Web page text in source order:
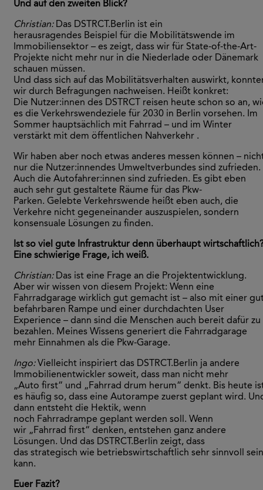
Und auf den zweiten Blick?
Christian:Das DSTRCT.Berlin ist ein
herausragendes Beispiel für die Mobilitätswende im
Immobiliensektor – es zeigt, dass wir für State-of-the-Art-
Projekte nicht mehr nur in die Niederlade oder Dänemark
schauen müssen.
Und dass sich auf das Mobilitätsverhalten auswirkt,
wir durch Befragungen nachweisen. Heißt konkret:
Die Nutzer:innen des DSTRCT reisen heute schon so an,
es die Verkehrswendeziele für 2030 in Berlin vorsehen. Im
Sommer hauptsächlich mit Fahrrad – und im Winter
verstärkt mit dem öffentlichen Nahverkehr .
Wir haben aber noch etwas anderes messen können –
nur die Nutzer:innendes Umweltverbundes sind zufrieden.
Auch die Autofahrer:innen sind zufrieden. Es gibt eben
auch sehr gut gestaltete Räume für das Pkw-
Parken. Gelebte Verkehrswende heißt eben auch, die
Verkehre nicht gegeneinander auszuspielen, sondern
konsensuale Lösungen zu finden.
Ist so viel gute Infrastruktur denn überhaupt
Eine schwierige Frage, ich weiß.
Christian:Das ist eine Frage an die Projektentwicklung.
Aber wir wissen von diesem Projekt: Wenn eine
Fahrradgarage wirklich gut gemacht ist – also mit einer
befahrbaren Rampe und einer durchdachten User
Experience – dann sind die Menschen auch bereit dafür zu
bezahlen. Meines Wissens generiert die Fahrradgarage
mehr Einnahmen als die Pkw-Garage.
Ingo:Vielleicht inspiriert das DSTRCT.Berlin ja andere
Immobilienentwickler soweit, dass man nicht mehr
„Auto first“ und „Fahrrad drum herum“ denkt. Bis heute
es häufig so, dass eine Autorampe zuerst geplant wird.
dann entsteht die Hektik, wenn
noch Fahrradrampe geplant werden soll. Wenn
wir „Fahrrad first“ denken, entstehen ganz andere
Lösungen. Und das DSTRCT.Berlin zeigt, dass
das strategisch wie betriebswirtschaftlich sehr sinnvoll sein
kann.
Euer Fazit?